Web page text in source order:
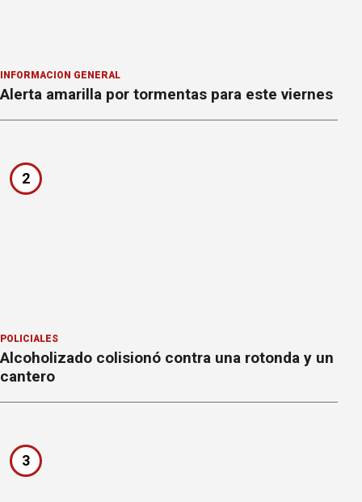
INFORMACION GENERAL
Alerta amarilla por tormentas para este viernes
2
POLICIALES
Alcoholizado colisionó contra una rotonda y un
cantero
3